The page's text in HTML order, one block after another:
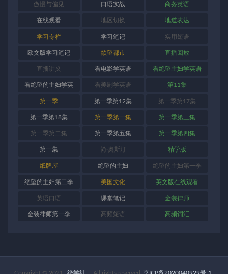
傲慢与偏见 口语实战 商务英语
在线观看 地区切换 地道表达
学习专栏 学习笔记 实用短语
欧文版学习笔记 欲望都市 直播回放
直播讲义 看电影学英语 看绝望主妇学英语
看绝望的主妇学英
语
看美剧学英语 第11集
第一季 第一季第12集 第一季第17集
第一季第18集 第一季第一集 第一季第三集
第一季第二集 第一季第五集 第一季第四集
第一集 简·奥斯汀 精学版
纸牌屋 绝望的主妇 绝望的主妇第一季
绝望的主妇第二季 美国文化 英文版在线观看
英语口语 课堂笔记 金装律师
金装律师第一季 高频短语 高频词汇